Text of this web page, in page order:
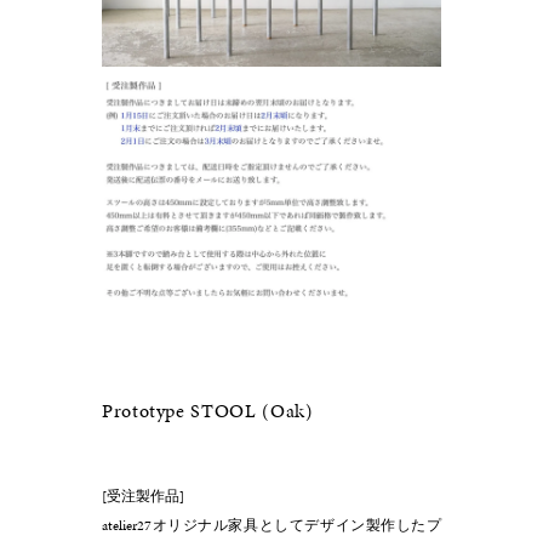
Prototype STOOL (Oak)
[受注製作品]
atelier27オリジナル家具としてデザイン製作したプ